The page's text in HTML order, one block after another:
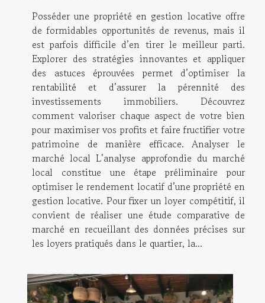
Posséder une propriété en gestion locative offre
de formidables opportunités de revenus, mais il
est parfois difficile d’en tirer le meilleur parti.
Explorer des stratégies innovantes et appliquer
des astuces éprouvées permet d’optimiser la
rentabilité et d’assurer la pérennité des
investissements immobiliers. Découvrez
comment valoriser chaque aspect de votre bien
pour maximiser vos profits et faire fructifier votre
patrimoine de manière efficace. Analyser le
marché local L’analyse approfondie du marché
local constitue une étape préliminaire pour
optimiser le rendement locatif d’une propriété en
gestion locative. Pour fixer un loyer compétitif, il
convient de réaliser une étude comparative de
marché en recueillant des données précises sur
les loyers pratiqués dans le quartier, la...